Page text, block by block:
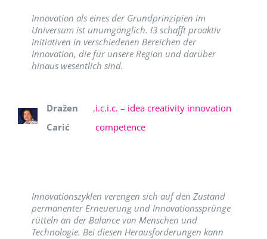
Innovation als eines der Grundprinzipien im
Universum ist unumgänglich. I3 schafft proaktiv
Initiativen in verschiedenen Bereichen der
Innovation, die für unsere Region und darüber
hinaus wesentlich sind.
Dražen
Carić
,i.c.i.c. – idea creativity innovation
competence
Innovationszyklen verengen sich auf den Zustand
permanenter Erneuerung und Innovationssprünge
rütteln an der Balance von Menschen und
Technologie. Bei diesen Herausforderungen kann